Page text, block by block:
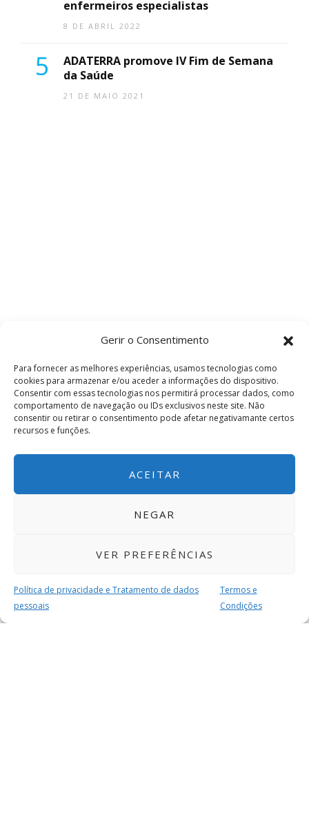
Gerir o Consentimento
Para fornecer as melhores experiências, usamos tecnologias como
cookies para armazenar e/ou aceder a informações do dispositivo.
Consentir com essas tecnologias nos permitirá processar dados, como
comportamento de navegação ou IDs exclusivos neste site. Não
consentir ou retirar o consentimento pode afetar negativamante certos
recursos e funções.
ACEITAR
NEGAR
VER PREFERÊNCIAS
Política de privacidade e Tratamento de dados
pessoais
Termos e
Condições
enfermeiros especialistas
8 DE ABRIL 2022
5
ADATERRA promove IV Fim de Semana
da Saúde
21 DE MAIO 2021